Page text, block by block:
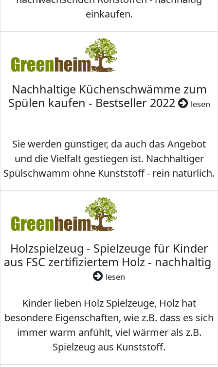
einkaufen.
Nachhaltige Küchenschwämme zum
Spülen kaufen - Bestseller 2022
lesen
Sie werden günstiger, da auch das Angebot
und die Vielfalt gestiegen ist. Nachhaltiger
Spülschwamm ohne Kunststoff - rein natürlich.
Holzspielzeug - Spielzeuge für Kinder
aus FSC zertifiziertem Holz - nachhaltig
lesen
Kinder lieben Holz Spielzeuge, Holz hat
besondere Eigenschaften, wie z.B. dass es sich
immer warm anfühlt, viel wärmer als z.B.
Spielzeug aus Kunststoff.